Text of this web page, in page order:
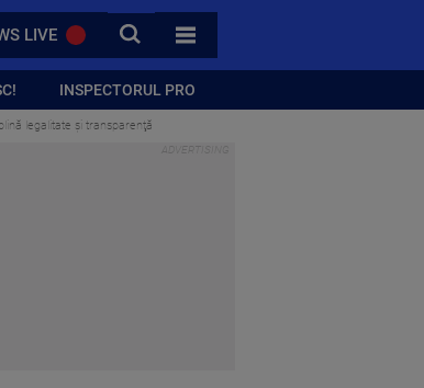
LIVE CAUTA
TOATE CATEGORIILE
INSPECTORUL PRO
legalitate şi transparenţă